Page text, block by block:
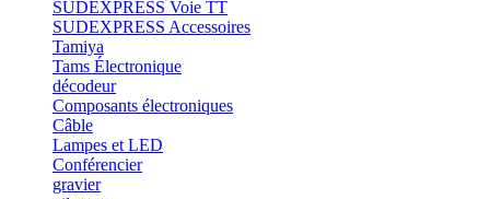
SUDEXPRESS Voie TT
SUDEXPRESS Accessoires
Tamiya
Tams Électronique
décodeur
Composants électroniques
Câble
Lampes et LED
Conférencier
gravier